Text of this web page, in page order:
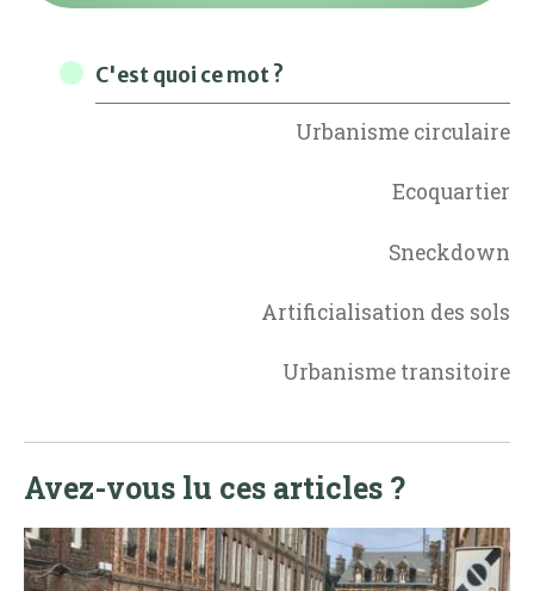
C'est quoi ce mot ?
Urbanisme circulaire
Ecoquartier
Sneckdown
Artificialisation des sols
Urbanisme transitoire
Avez-vous lu ces articles ?